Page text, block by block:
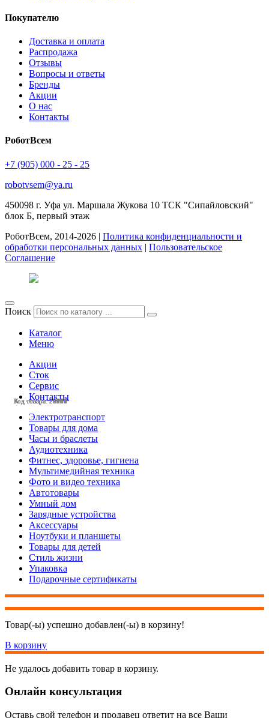
Код товара: 28438
Код товара: 28113
Код товара: 27964
Код товара: 27963
Код товара: 27584
Код товара: 27504
Код товара: 27251
Код товара: 27112
Код товара: 27037
Код товара: 27031
Код товара: 26658
Код товара: 28221
Покупателю
Доставка и оплата
Распродажа
Отзывы
Вопросы и ответы
Бренды
Акции
О нас
Контакты
РоботВсем
+7 (905) 000 - 25 - 25
robotvsem@ya.ru
450098 г. Уфа ул. Маршала Жукова 10 ТСК "Сипайловский"
блок Б, первый этаж
РоботВсем, 2014-2026 | Политика конфиденциальности и
обработки персональных данных | Пользовательское
Соглашение
Поиск
Каталог
Меню
Акции
Сток
Сервис
Контакты
Электротранспорт
Товары для дома
Часы и браслеты
Аудиотехника
Фитнес, здоровье, гигиена
Мультимедийная техника
Фото и видео техника
Автотовары
Умный дом
Зарядные устройства
Аксессуары
Ноутбуки и планшеты
Товары для детей
Стиль жизни
Упаковка
Подарочные сертификаты
Товар(-ы) успешно добавлен(-ы) в корзину!
В корзину
Не удалось добавить товар в корзину.
Онлайн консультация
Оставь свой телефон и продавец ответит на все Ваши